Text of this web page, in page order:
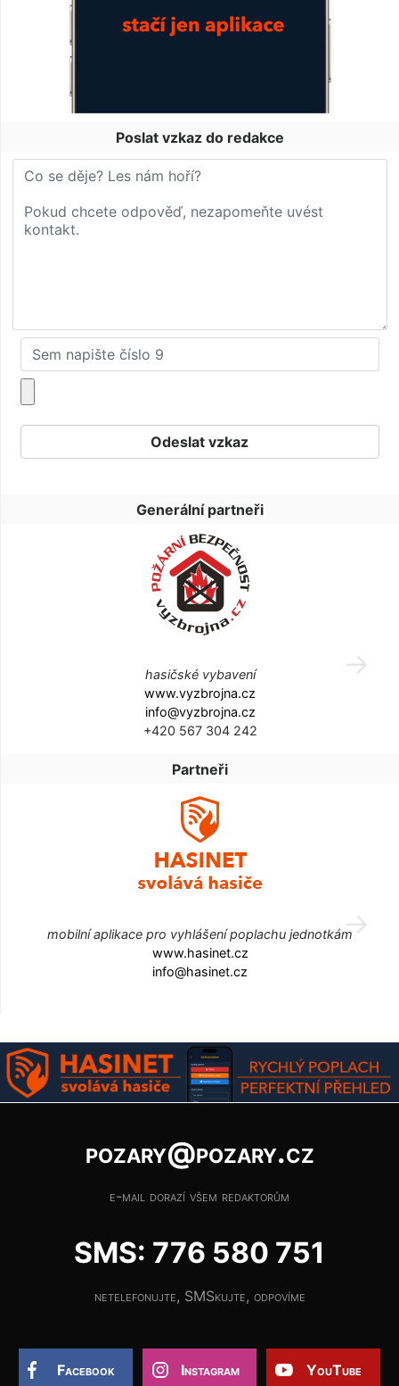
Poslat vzkaz do redakce
Generální partneři
hasičské vybavení
www.vyzbrojna.cz
info@vyzbrojna.cz
+420 567 304 242
Partneři
mobilní aplikace pro vyhlášení poplachu jednotkám
www.hasinet.cz
info@hasinet.cz
pozary@pozary.cz
e-mail dorazí všem redaktorům
SMS: 776 580 751
netelefonujte, SMSkujte, odpovíme
Facebook Instagram YouTube